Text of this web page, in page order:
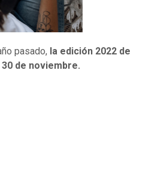
pasado, la edición 2022 de
de noviembre.